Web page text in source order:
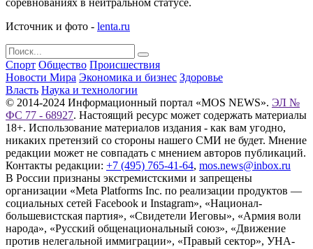
соревнованиях в нейтральном статусе.
Источник и фото - lenta.ru
Спорт Общество Происшествия
Новости Мира Экономика и бизнес Здоровье
Власть Наука и технологии
© 2014-2024 Информационный портал «MOS NEWS». ЭЛ №
ФС 77 - 68927. Настоящий ресурс может содержать материалы
18+. Использование материалов издания - как вам угодно,
никаких претензий со стороны нашего СМИ не будет. Мнение
редакции может не совпадать с мнением авторов публикаций.
Контакты редакции: +7 (495) 765-41-64, mos.news@inbox.ru
В России признаны экстремистскими и запрещены
организации «Meta Platforms Inc. по реализации продуктов —
социальных сетей Facebook и Instagram», «Национал-
большевистская партия», «Свидетели Иеговы», «Армия воли
народа», «Русский общенациональный союз», «Движение
против нелегальной иммиграции», «Правый сектор», УНА-